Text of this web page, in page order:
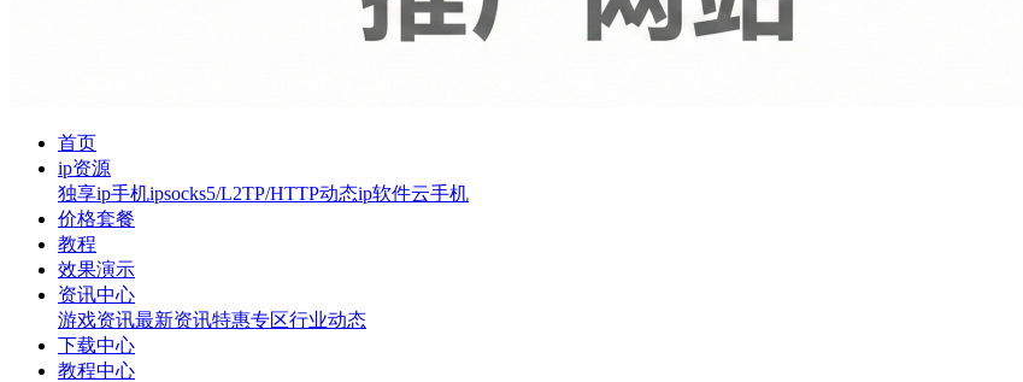
首页
ip资源
独享ip手机ipsocks5/L2TP/HTTP动态ip软件云手机
价格套餐
教程
效果演示
资讯中心
游戏资讯最新资讯特惠专区行业动态
下载中心
教程中心